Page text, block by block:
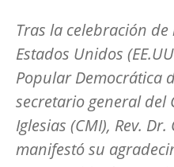
Tras la celebración
Estados Unidos
Popular Democrática
secretario general del
Iglesias (CMI), Rev. Dr.
manifestó su